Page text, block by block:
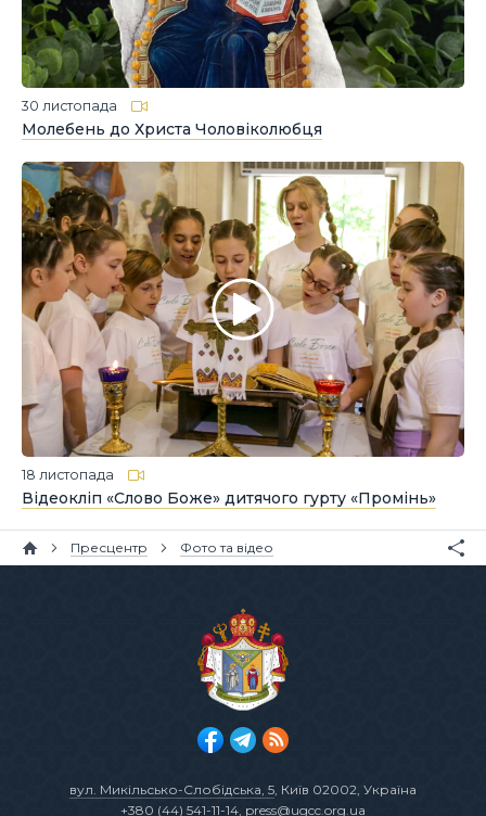
30 листопада
Молебень до Христа Чоловіколюбця
18 листопада
Відеокліп «Слово Боже» дитячого гурту «Промінь»
Пресцентр Фото та відео
вул. Микільсько-Слобідська, 5, Київ 02002, Україна
+380 (44) 541-11-14, press@ugcc.org.ua